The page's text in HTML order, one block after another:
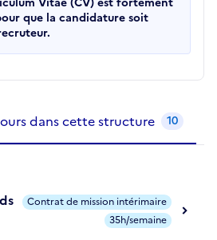
que la candidature soit
dans cette structure 10
Contrat de mission intérimaire
35h/semaine